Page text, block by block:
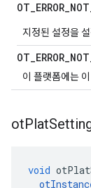
OT_ERROR_NOT
지정된 설정을
OT_ERROR_NOT
이 플랫폼에는
otPlat
void